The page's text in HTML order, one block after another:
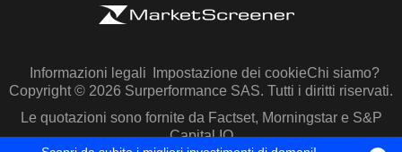
Informazioni legali Impostazione dei cookieChi siamo?
Copyright © 2026 Surperformance SAS. Tutti i diritti riservati.
Le quotazioni sono fornite da Factset, Morningstar e S&P
Capital IQ